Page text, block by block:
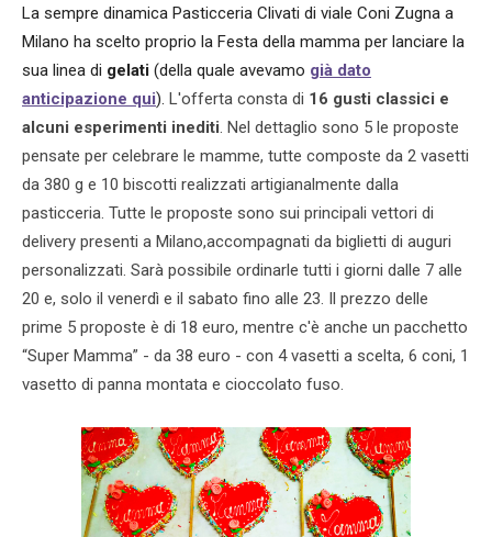
La sempre dinamica Pasticceria Clivati di viale Coni Zugna a
Milano ha scelto proprio la Festa della mamma per lanciare la
sua linea di gelati (della quale avevamo già dato
anticipazione qui). L'offerta consta di 16 gusti classici e
alcuni esperimenti inediti. Nel dettaglio sono 5 le proposte
pensate per celebrare le mamme, tutte composte da 2 vasetti
da 380 g e 10 biscotti realizzati artigianalmente dalla
pasticceria. Tutte le proposte sono sui principali vettori di
delivery presenti a Milano,accompagnati da biglietti di auguri
personalizzati. Sarà possibile ordinarle tutti i giorni dalle 7 alle
20 e, solo il venerdì e il sabato fino alle 23. Il prezzo delle
prime 5 proposte è di 18 euro, mentre c'è anche un pacchetto
“Super Mamma” - da 38 euro - con 4 vasetti a scelta, 6 coni, 1
vasetto di panna montata e cioccolato fuso.